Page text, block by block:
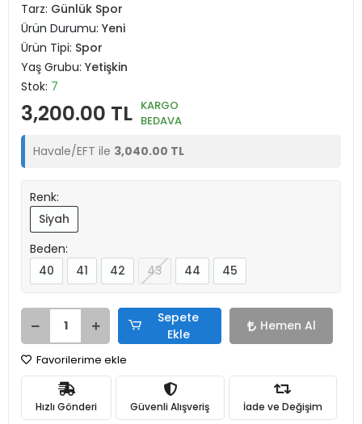
Tarz: Günlük Spor
Ürün Durumu: Yeni
Ürün Tipi: Spor
Yaş Grubu: Yetişkin
Stok: 7
3,200.00 TL KARGO
BEDAVA
Havale/EFT ile 3,040.00 TL
Renk:
Siyah
Beden:
40
41 42 43 44 45
Sepete
Ekle
Hemen Al
Favorilerime ekle
Hızlı Gönderi Güvenli Alışveriş İade ve Değişim